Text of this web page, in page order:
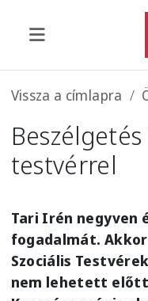
Morzsa
Vissza a címlapra
testvérrel
Tari Irén
fogadalmát.
Szociális
nem lehetett